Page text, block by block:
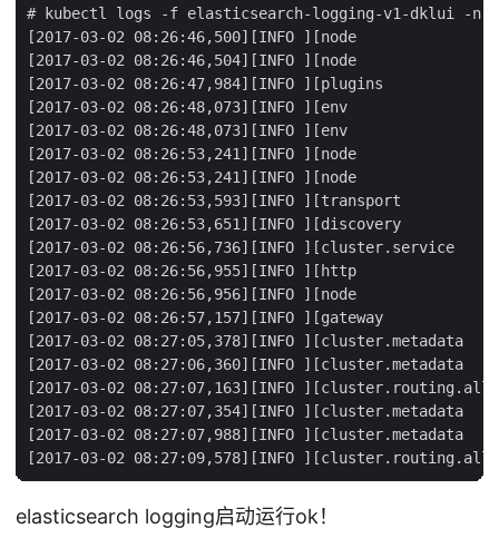
# kubectl logs -f elasticsearch-logging-v1-dklui -n
[2017-03-02 08:26:46,500][INFO ][node
[2017-03-02 08:26:46,504][INFO ][node
[2017-03-02 08:26:47,984][INFO ][plugins
[2017-03-02 08:26:48,073][INFO ][env
[2017-03-02 08:26:48,073][INFO ][env
[2017-03-02 08:26:53,241][INFO ][node
[2017-03-02 08:26:53,241][INFO ][node
[2017-03-02 08:26:53,593][INFO ][transport
[2017-03-02 08:26:53,651][INFO ][discovery
[2017-03-02 08:26:56,736][INFO ][cluster.service
[2017-03-02 08:26:56,955][INFO ][http
[2017-03-02 08:26:56,956][INFO ][node
[2017-03-02 08:26:57,157][INFO ][gateway
[2017-03-02 08:27:05,378][INFO
[2017-03-02 08:27:06,360][INFO
[2017-03-02 08:27:07,163][INFO
[2017-03-02 08:27:07,354][INFO
[2017-03-02 08:27:07,988][INFO
elasticsearch logging启动运行ok！